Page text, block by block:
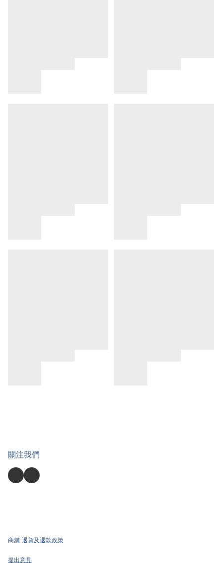
關注我們
商舖 退貨及退款政策
提出意見